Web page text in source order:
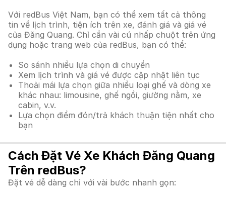
Với redBus Việt Nam, bạn có thể xem tất cả thông
tin về lịch trình, tiện ích trên xe, đánh giá và giá vé
của Đăng Quang. Chỉ cần vài cú nhấp chuột trên ứng
dụng hoặc trang web của redBus, bạn có thể:
So sánh nhiều lựa chọn di chuyển
Xem lịch trình và giá vé được cập nhật liên tục
Thoải mái lựa chọn giữa nhiều loại ghế và dòng xe
khác nhau: limousine, ghế ngồi, giường nằm, xe
cabin, v.v.
Lựa chọn điểm đón/trả khách thuận tiện nhất cho
bạn
Cách Đặt Vé Xe Khách Đăng Quang
Trên redBus?
Đặt vé dễ dàng chỉ với vài bước nhanh gọn: